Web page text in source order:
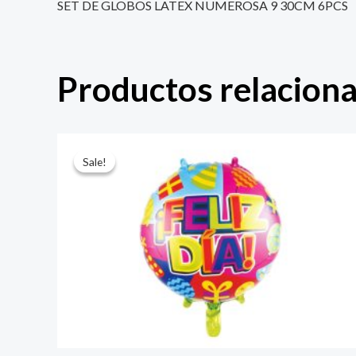
SET DE GLOBOS LATEX NUMEROSA 9 30CM 6PCS
Productos
Sale!
Sale!precio
original
$ 4.000.
precio
actual
es:
$ 2.800.